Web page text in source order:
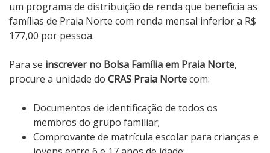
um programa de distribuição de renda que beneficia as
famílias de Praia Norte com renda mensal inferior a R$
177,00 por pessoa.
Para se inscrever no Bolsa Família em Praia Norte,
procure a unidade do CRAS Praia Nortecom:
Documentos de identificação de todos os
membros do grupo familiar;
Comprovante de matrícula escolar para crianças e